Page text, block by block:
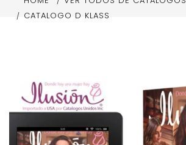
CATALOGO D KLASS